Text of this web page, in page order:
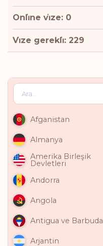
Onli̇ne vi̇ze: 0
Vi̇ze gerekli̇: 229
Afganistan
Almanya
Amerika Birleşik
Devletleri
Andorra
Angola
Antigua ve Barbuda
Arjantin